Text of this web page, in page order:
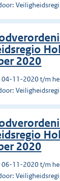
2020
04-11-2020 t/m
2020
06-11-2020 t/m